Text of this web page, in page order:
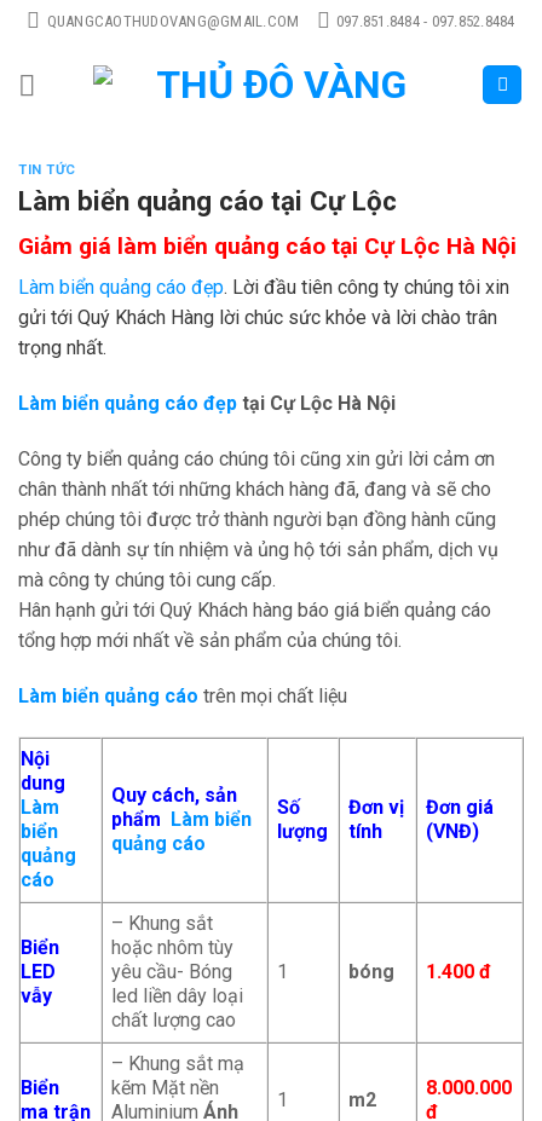
Skip
content
QUANGCAOTHUDOVANG@GMAIL.COM 097.851.8484 - 097.852.8484
TIN TỨC
Làm biển quảng cáo tại Cự Lộc
Giảm giá làm biển quảng cáo tại Cự Lộc Hà Nội
Làm biển quảng cáo đẹp. Lời đầu tiên công ty chúng tôi xin
gửi tới Quý Khách Hàng lời chúc sức khỏe và lời chào trân
trọng nhất.
Làm biển quảng cáo đẹp tại Cự Lộc Hà Nội
Công ty biển quảng cáo chúng tôi cũng xin gửi lời cảm ơn
chân thành nhất tới những khách hàng đã, đang và sẽ cho
phép chúng tôi được trở thành người bạn đồng hành cũng
như đã dành sự tín nhiệm và ủng hộ tới sản phẩm, dịch vụ
mà công ty chúng tôi cung cấp.
Hân hạnh gửi tới Quý Khách hàng báo giá biển quảng cáo
tổng hợp mới nhất về sản phẩm của chúng tôi.
Làm biển quảng cáo trên mọi chất liệu
Nội
dung
Làm
biển
quảng
cáo
Quy cách, sản
phẩm Làm biển
quảng cáo
Số
lượng
Đơn vị
tính
Đơn giá
(VNĐ)
Biển
LED
vẫy
– Khung sắt
hoặc nhôm tùy
yêu cầu- Bóng
led liền dây loại
chất lượng cao
1 bóng 1.400 đ
Biển
ma trận
– Khung sắt mạ
kẽm Mặt nền
AluminiumÁnh
1 m2
8.000.000
đ